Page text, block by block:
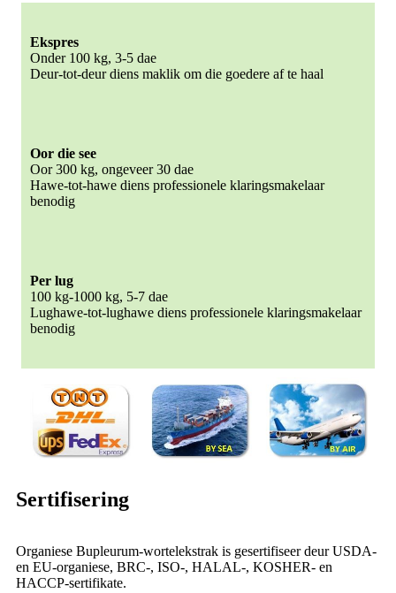
Ekspres
Onder 100 kg, 3-5 dae
Deur-tot-deur diens maklik om die goedere af te haal
Oor die see
Oor 300 kg, ongeveer 30 dae
Hawe-tot-hawe diens professionele klaringsmakelaar
benodig
Per lug
100 kg-1000 kg, 5-7 dae
Lughawe-tot-lughawe diens professionele klaringsmakelaar
benodig
Sertifisering
Organiese Bupleurum-wortelekstrak is gesertifiseer deur USDA-
en EU-organiese, BRC-, ISO-, HALAL-, KOSHER- en
HACCP-sertifikate.